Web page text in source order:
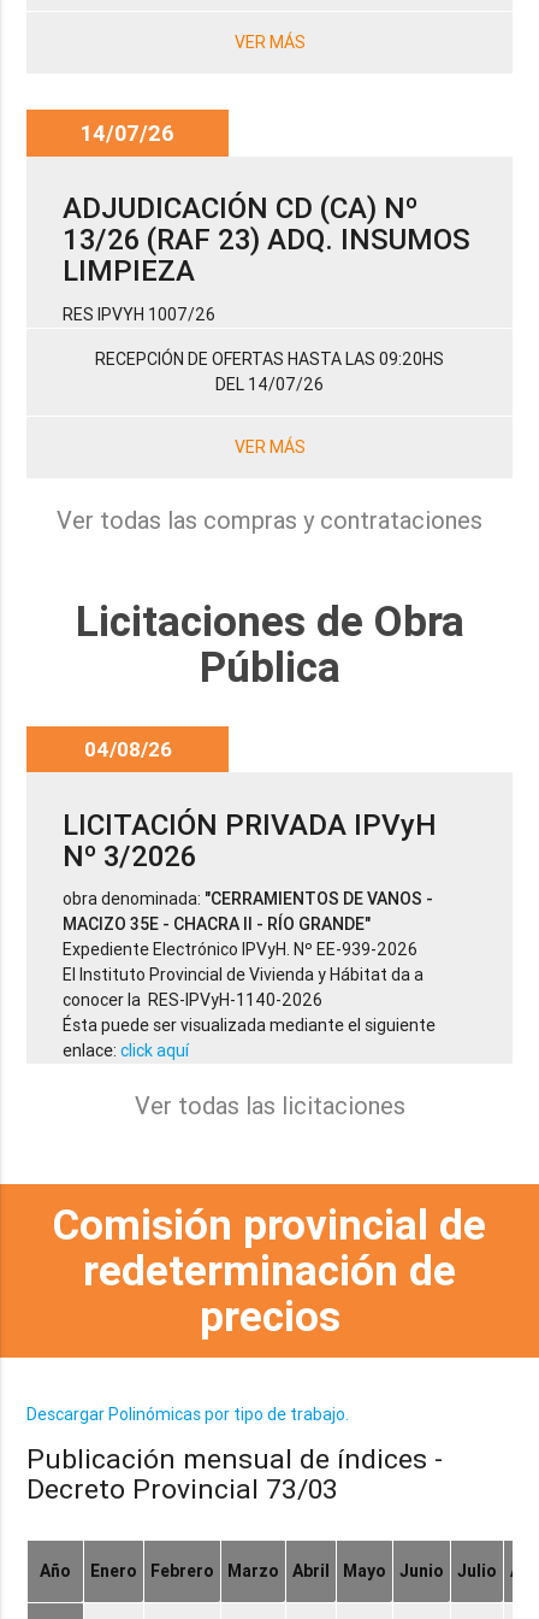
VER MÁS
14/07/26
ADJUDICACIÓN CD (CA) Nº
13/26 (RAF 23) ADQ. INSUMOS
LIMPIEZA
RES IPVYH 1007/26
RECEPCIÓN DE OFERTAS HASTA LAS 09:20HS
DEL 14/07/26
VER MÁS
Ver todas las compras y contrataciones
Licitaciones de Obra
Pública
04/08/26
LICITACIÓN PRIVADA IPVyH
Nº 3/2026
obra denominada: "CERRAMIENTOS DE VANOS -
MACIZO 35E - CHACRA II - RÍO GRANDE"
Expediente Electrónico IPVyH. Nº EE-939-2026
El Instituto Provincial de Vivienda y Hábitat da a
conocer la RES-IPVyH-1140-2026
Ésta puede ser visualizada mediante el siguiente
enlace:click aquí
Ver todas las licitaciones
Comisión provincial de
redeterminación de
precios
Descargar Polinómicas por tipo de trabajo.
Publicación mensual de índices -
Decreto Provincial 73/03
Año Enero Febrero Marzo Abril Mayo Junio Julio